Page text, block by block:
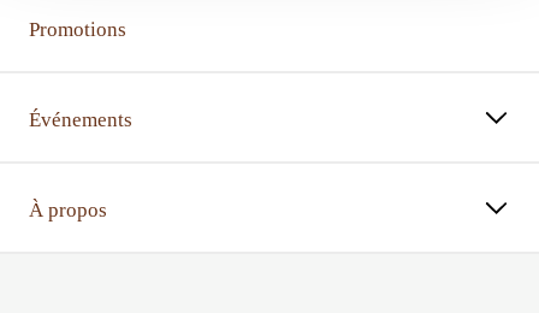
Promotions
Événements
À propos